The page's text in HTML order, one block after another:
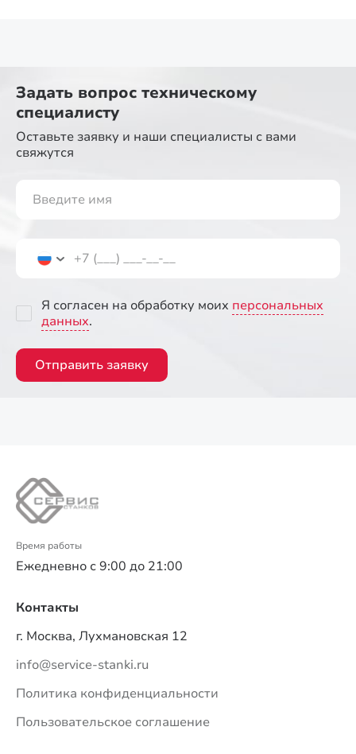
Задать вопрос техническому
специалисту
Оставьте заявку и наши специалисты с вами
свяжутся
Я согласен на обработку моих персональных
данных.
Отправить заявку
Время работы
Ежедневно с 9:00 до 21:00
Контакты
г. Москва, Лухмановская 12
info@service-stanki.ru
Политика конфиденциальности
Пользовательское соглашение